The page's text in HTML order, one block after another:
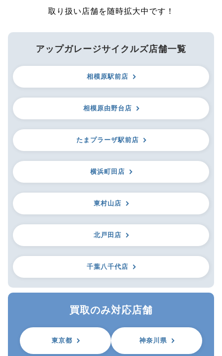
取り扱い店舗を随時拡大中です！
アップガレージサイクルズ店舗一覧
相模原駅前店
相模原由野台店
たまプラーザ駅前店
横浜町田店
東村山店
北戸田店
千葉八千代店
買取のみ対応店舗
東京都 神奈川県